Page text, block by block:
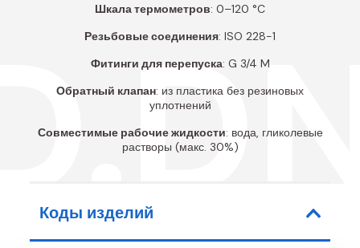
Шкала термометров: 0–120 °C
Резьбовые соединения: ISO 228-1
Фитинги для перепуска: G 3/4 M
Обратный клапан: из пластика без резиновых
уплотнений
Совместимые рабочие жидкости: вода, гликолевые
растворы (макс. 30%)
Коды изделий